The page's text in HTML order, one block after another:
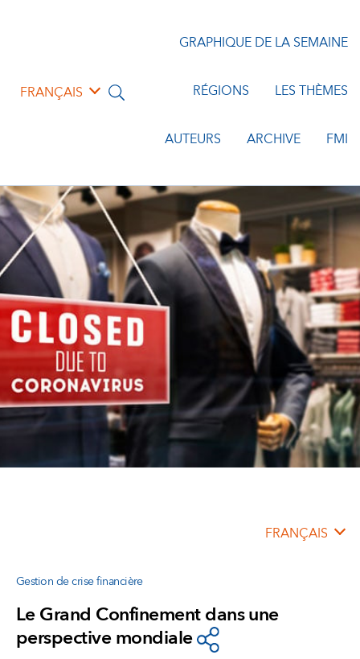
FRANÇAIS
GRAPHIQUE DE LA SEMAINE
RÉGIONS LES THÈMES
AUTEURS ARCHIVE FMI
FRANÇAIS
Gestion de crise financière
Le Grand Confinement dans une
perspective mondiale